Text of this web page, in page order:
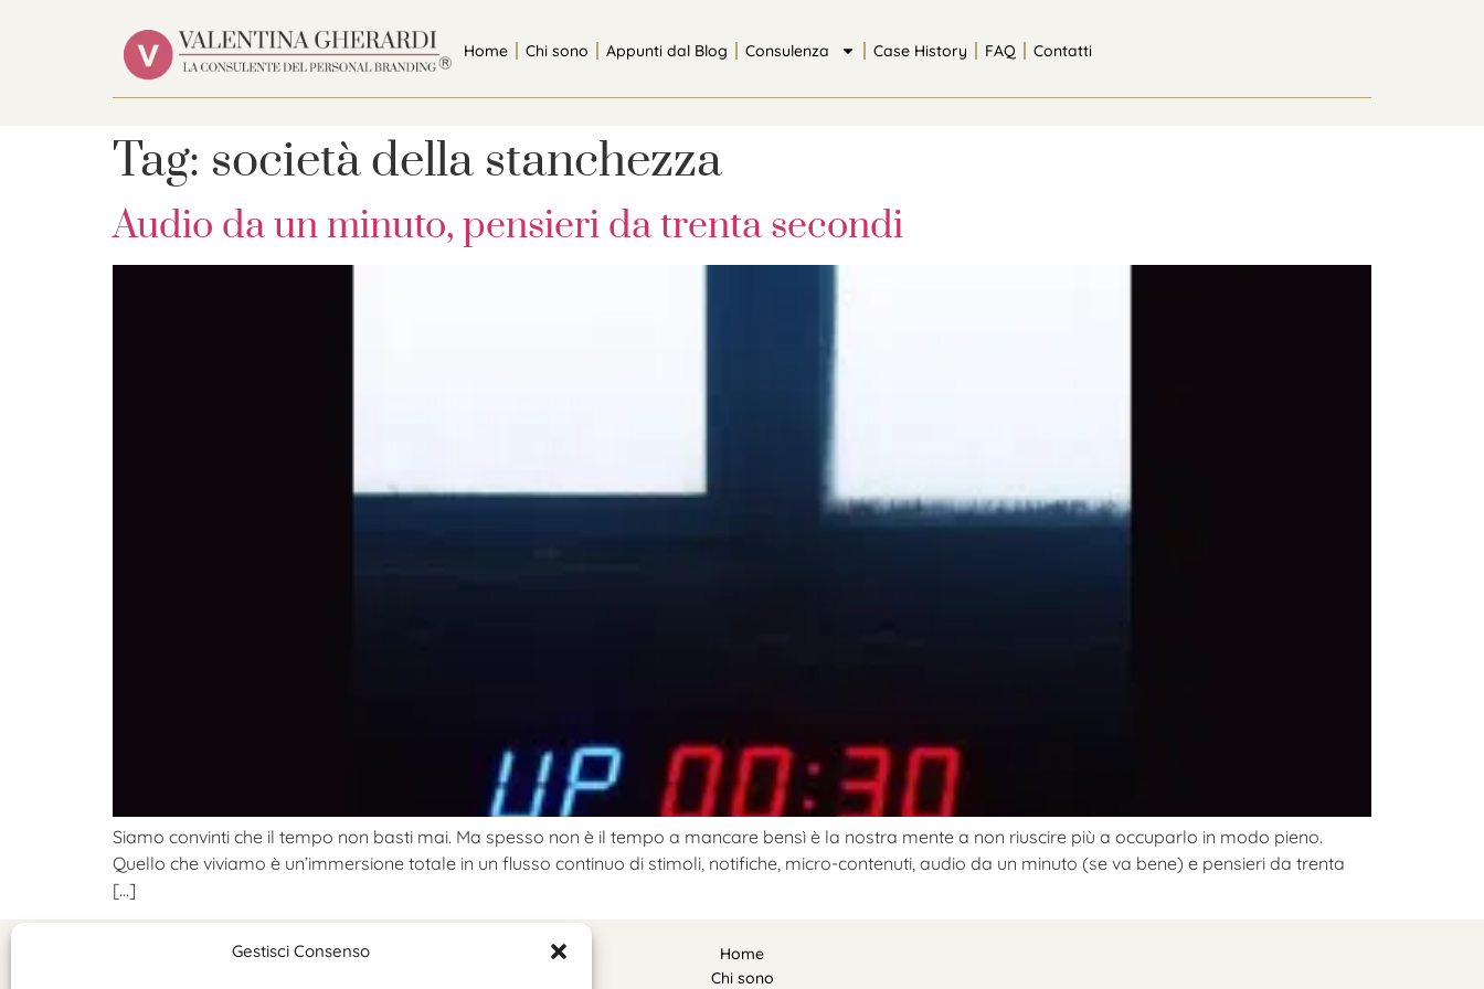
Gestisci Consenso
Home Chi sono Appunti dal Blog Consulenza Case History FAQ Contatti
Tag: società della stanchezza
Audio da un minuto, pensieri da trenta secondi
Siamo convinti che il tempo non basti mai. Ma spesso non è il tempo a mancare bensì è la nostra mente a non riuscire più a occuparlo in modo pieno.
Quello che viviamo è un’immersione totale in un flusso continuo di stimoli, notifiche, micro-contenuti, audio da un minuto (se va bene) e pensieri da trenta
[…]
Home
Chi sono